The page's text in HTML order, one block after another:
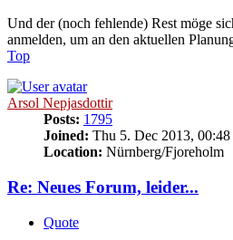
Und der (noch fehlende) Rest möge
anmelden, um an den aktuellen
Top
Arsol Nepjasdottir
Posts: 1795
Joined: Thu 5. Dec 2013, 00:48
Location: Nürnberg/Fjoreholm
Re: Neues Forum, leider...
Quote